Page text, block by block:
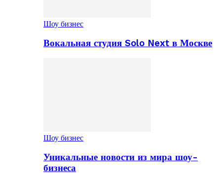
Шоу бизнес
Вокальная студия Solo Next в Москве
Шоу бизнес
Уникальные новости из мира шоу-
бизнеса